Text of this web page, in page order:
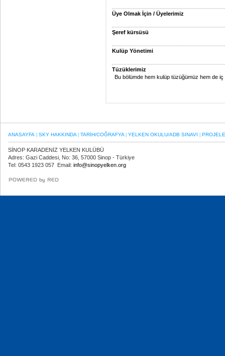
Üye Olmak İçin / Üyelerimiz
Şeref kürsüsü
Kulüp Yönetimi
Tüzüklerimiz
Bu bölümde hem kulüp tüzüğümüz hem de
ANASAYFA SKY HAKKINDA TARİH/COĞRAFYA YELKEN OKULU/ADB SINAVI
SİNOP KARADENİZ YELKEN KULÜBÜ
Adres: Gazi Caddesi, No: 36, 57000 Sinop - Türkiye
Tel: 0543 1923 057 Email: info@sinopyelken.org